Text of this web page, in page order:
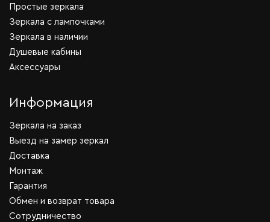
Простые зеркала
Зеркала с лампочками
Зеркала в наличии
Душевые кабины
Аксессуары
Информация
Зеркала на заказ
Выезд на замер зеркал
Доставка
Монтаж
Гарантия
Обмен и возврат товара
Сотрудничество